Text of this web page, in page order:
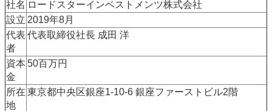
社名 ロードスターインベストメンツ株式会社
設立 2019年8月
代表
者
代表取締役社長 成田 洋
資本
金
50百万円
所在
地
東京都中央区銀座1-10-6 銀座ファーストビル2階